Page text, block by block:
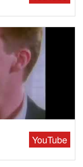
YouTube